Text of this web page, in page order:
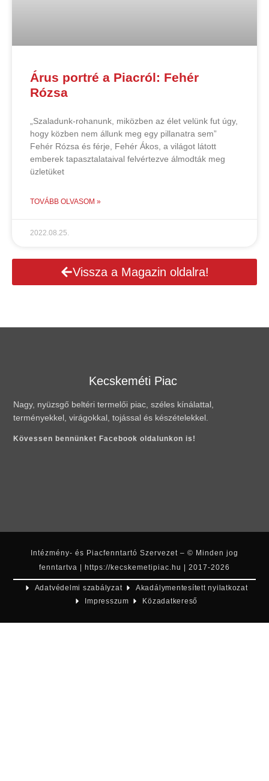
Árus portré a Piacról: Fehér
Rózsa
„Szaladunk-rohanunk, miközben az élet velünk fut úgy,
hogy közben nem állunk meg egy pillanatra sem”
Fehér Rózsa és férje, Fehér Ákos, a világot látott
emberek tapasztalataival felvértezve álmodták meg
üzletüket
TOVÁBB OLVASOM »
2022.08.25.
Vissza a Magazin oldalra!
Kecskeméti Piac
Nagy, nyüzsgő beltéri termelői piac, széles kínálattal,
terményekkel, virágokkal, tojással és készételekkel.
Kövessen bennünket Facebook oldalunkon is!
Intézmény- és Piacfenntartó Szervezet – © Minden jog
fenntartva | https://kecskemetipiac.hu | 2017-2026
Adatvédelmi szabályzat
Akadálymentesített nyilatkozat
Impresszum
Közadatkereső